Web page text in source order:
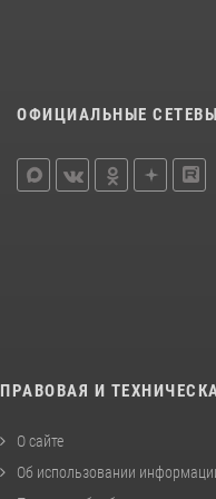
ОФИЦИАЛЬНЫЕ
ПРАВОВАЯ И
О сайте
Об использовании